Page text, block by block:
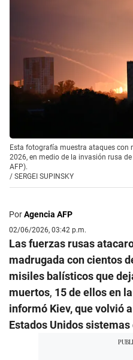
Esta fotografía muestra ataques con
2026, en medio de la invasión rusa
AFP).
/ SERGEI SUPINSKY
PorAgencia AFP
02/06/2026, 03:42 p.m.
Las fuerzas rusas
madrugada con cientos
misiles balísticos que
muertos, 15 de ellos en
informó Kiev, que volvió
Estados Unidos